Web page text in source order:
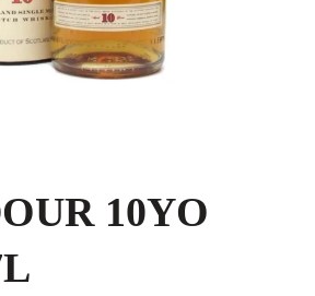
10YO